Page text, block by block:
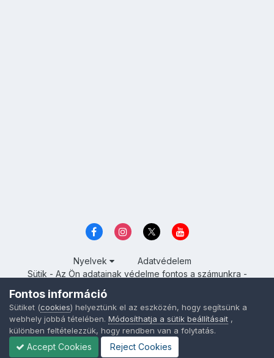
Nyelvek
Adatvédelem
Sütik - Az Ön adatainak védelme fontos a számunkra -
Powered by Invision Community
Fontos információ
Sütiket (cookies) helyeztünk el az eszközén, hogy segítsünk a
webhely jobbá tételében. Módosíthatja a sütik beállításait ,
különben feltételezzük, hogy rendben van a folytatás.
Accept Cookies Reject Cookies